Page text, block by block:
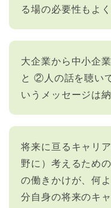
る場の必要性もよ
大企業から中小企
と ②人の話を聴い
いうメッセージは
将来に亘るキャリ
野に）考えるため
の働きかけが、何
分自身の将来のキ